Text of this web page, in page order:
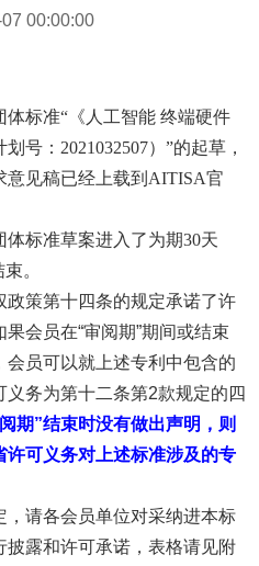
00:00:00
体标准“《人工智能 终端硬件
号：2021032507）”的起草，
意见稿已经上载到AITISA官
体标准草案进入了为期30天
。
政策第十四条的规定承诺了许
果会员在“审阅期”期间或结束
员可以就上述专利中包含的
义务为第十二条第2款规定的四
期”结束时没有做出声明，则
可义务对上述标准涉及的专
，请各会员单位对采纳进本标
露和许可承诺，表格请见附